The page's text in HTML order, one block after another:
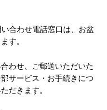
合わせ電話窓口は、お盆
す。
わせ、ご郵送いただいた
サービス・お手続きにつ
だきます。